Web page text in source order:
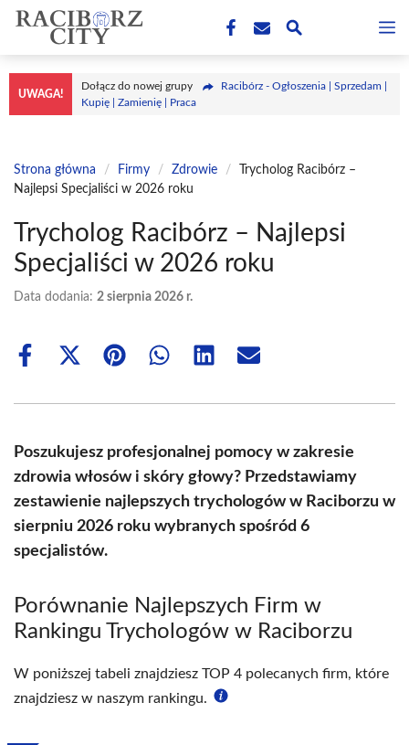
Przejdź
treści
UWAGA!
Dołącz do nowej grupy
Racibórz - Ogłoszenia | Sprzedam |
Kupię | Zamienię | Praca
Strona główna / Firmy / Zdrowie /
Trycholog Racibórz –
Najlepsi Specjaliści w 2026 roku
Trycholog Racibórz – Najlepsi
Specjaliści w 2026 roku
Data dodania: 2 sierpnia 2026 r.
Share
Share
(Twitter)
Share Share Share Share
Poszukujesz profesjonalnej pomocy w zakresie
zdrowia włosów i skóry głowy? Przedstawiamy
zestawienie najlepszych trychologów w Raciborzu w
sierpniu 2026 roku wybranych spośród 6
specjalistów.
Porównanie Najlepszych Firm w
Rankingu Trychologów w Raciborzu
W poniższej tabeli znajdziesz TOP 4 polecanych firm, które
znajdziesz w naszym rankingu.